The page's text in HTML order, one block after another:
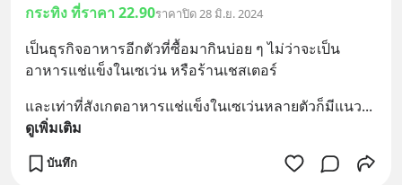
กระทิง ที่ราคา 22.90ราคาปิด 28 มิ.ย. 2024
เป็นธุรกิจอาหารอีกตัวที่ซื้อมากินบ่อย ๆ ไม่ว่าจะเป็น
อาหารแช่แข็งในเซเว่น หรือร้านเชสเตอร์
และเท่าที่สังเกตอาหารแช่แข็งในเซเว่นหลายตัวก็มีแนว...
ดูเพิ่มเติม
บันทึก